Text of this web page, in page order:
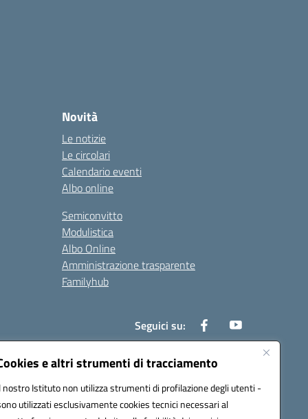
e altri strumenti di tracciamento
nostro Istituto non utilizza strumenti di profilazione degli utenti -
utilizzati esclusivamente cookies tecnici necessari al
Novità
Le notizie
Le circolari
Calendario eventi
Albo online
Semiconvitto
Modulistica
Albo Online
Amministrazione trasparente
Familyhub
Seguici su: